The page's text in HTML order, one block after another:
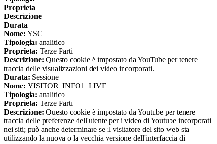
Proprieta
Descrizione
Durata
Nome: YSC
Tipologia: analitico
Proprieta: Terze Parti
Descrizione: Questo cookie è impostato da YouTube per tenere
traccia delle visualizzazioni dei video incorporati.
Durata: Sessione
Nome: VISITOR_INFO1_LIVE
Tipologia: analitico
Proprieta: Terze Parti
Descrizione: Questo cookie è impostato da Youtube per tenere
traccia delle preferenze dell'utente per i video di Youtube incorporati
nei siti; può anche determinare se il visitatore del sito web sta
utilizzando la nuova o la vecchia versione dell'interfaccia di